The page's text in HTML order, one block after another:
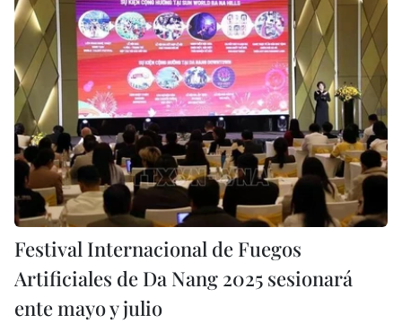
Festival Internacional de Fuegos
Artificiales de Da Nang 2025 sesionará
ente mayo y julio